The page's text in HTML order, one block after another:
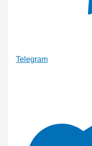
Telegram